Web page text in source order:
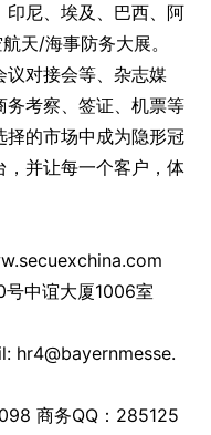
印尼、埃及、巴西、阿
天/海事防务大展。
议对接会等、杂志媒
务考察、签证、机票等
择的市场中成为隐形冠
，并让每一个客户，体
号中谊大厦1006室
hr4@bayernmesse.
商务QQ：285125